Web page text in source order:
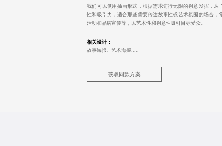
我们可以使用插画形式，根据需求进行无限的创意发挥，从
性和吸引力，适合那些需要传达故事性或艺术氛围的场合，
活动和品牌宣传等，以艺术性和创意性吸引目标受众。
相关设计：
故事海报、艺术海报.....
获取同款方案